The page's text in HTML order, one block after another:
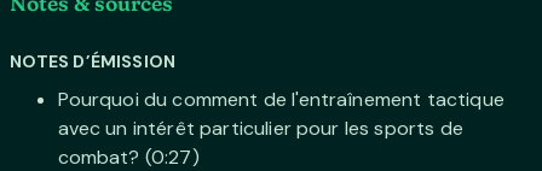
NOTES D’ÉMISSION
Pourquoi du comment de l'entraînement tactique
avec un intérêt particulier pour les sports de
combat? (0:27)